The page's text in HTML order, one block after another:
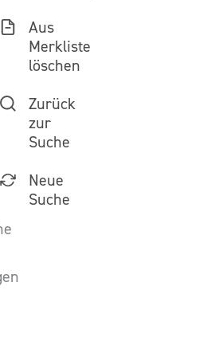
Aus
Merkliste
löschen
Zurück
zur
Suche
Neue
Suche